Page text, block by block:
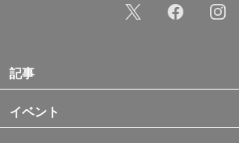
記事
イベント